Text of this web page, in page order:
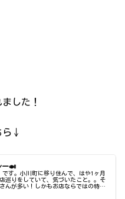
した！
ら↓
ー🍛
す。小川町に移り住んで、はや1ヶ月
巡りをしていて、気づいたこと。。そ
んが多い！しかもお店ならではの特徴